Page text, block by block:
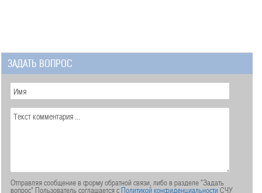
ЗАДАТЬ ВОПРОС
Отправляя сообщение в форму обратной связи, либо в разделе "Задать
вопрос" Пользователь соглашается сПолитикой конфиденциальностиСЧУ